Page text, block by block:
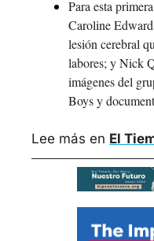
Para esta
Caroline
lesión cerebral
labores; y Nick
imágenes del
Boys y
Lee más en El